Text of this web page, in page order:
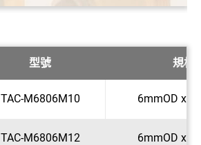
型號 規格
TAC-M6806M10 6mmOD x
TAC-M6806M12 6mmOD x